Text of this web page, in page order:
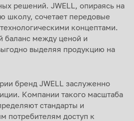
решений. JWELL, опираясь на
школу, сочетает передовые
концептами.
баланс между ценой и
выделяя продукцию на
бренд JWELL заслуженно
Компании такого масштаба
стандарты и
потребителям доступ к